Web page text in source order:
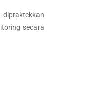
dipraktekkan
secara